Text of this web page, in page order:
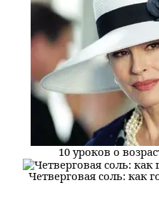
10 уроков о
Четверговая соль: как